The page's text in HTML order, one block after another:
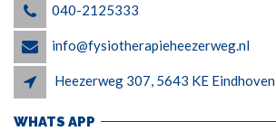
040-2125333
info@fysiotherapieheezerweg.nl
Heezerweg 307, 5643 KE Eindhoven
WHATS APP